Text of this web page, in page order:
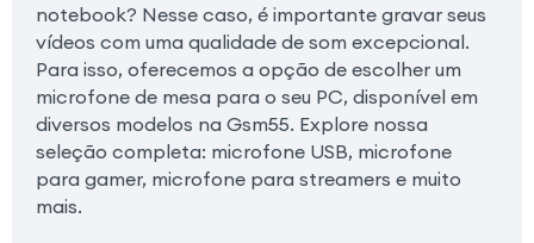
notebook? Nesse caso, é importante gravar seus
vídeos com uma qualidade de som excepcional.
Para isso, oferecemos a opção de escolher um
microfone de mesa para o seu PC, disponível em
diversos modelos na Gsm55. Explore nossa
seleção completa: microfone USB, microfone
para gamer, microfone para streamers e muito
mais.